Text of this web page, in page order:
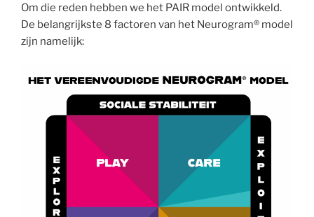
Om die reden hebben we het PAIR model ontwikkeld.
De belangrijkste 8 factoren van het Neurogram® model
zijn namelijk: